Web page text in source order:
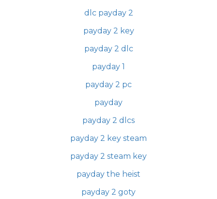
dlc payday 2
payday 2 key
payday 2 dlc
payday 1
payday 2 pc
payday
payday 2 dlcs
payday 2 key steam
payday 2 steam key
payday the heist
payday 2 goty